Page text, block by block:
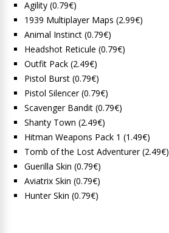
Agility (0.79€)
1939 Multiplayer Maps (2.99€)
Animal Instinct (0.79€)
Headshot Reticule (0.79€)
Outfit Pack (2.49€)
Pistol Burst (0.79€)
Pistol Silencer (0.79€)
Scavenger Bandit (0.79€)
Shanty Town (2.49€)
Hitman Weapons Pack 1 (1.49€)
Tomb of the Lost Adventurer (2.49€)
Guerilla Skin (0.79€)
Aviatrix Skin (0.79€)
Hunter Skin (0.79€)